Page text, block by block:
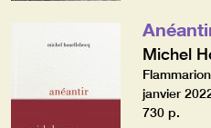
Michel
Flammarion
janvier
730 p.